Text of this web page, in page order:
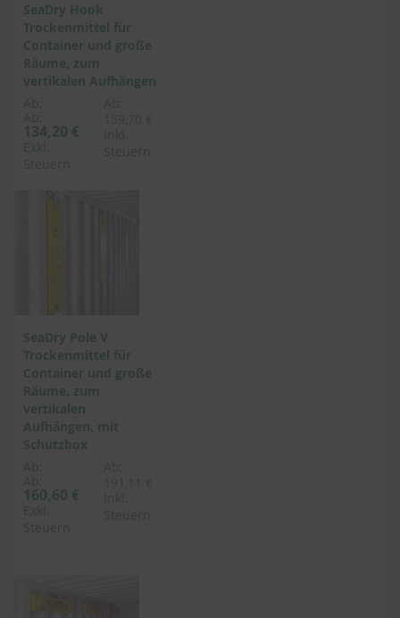
SeaDry Hook
Trockenmittel für
Container und große
Räume, zum
vertikalen Aufhängen
Ab:
134,20 €
Exkl.
Steuern
SeaDry Pole V
Trockenmittel für
Container und große
Räume, zum
vertikalen
Aufhängen, mit
Schutzbox
Ab:
160,60 €
Exkl.
Steuern